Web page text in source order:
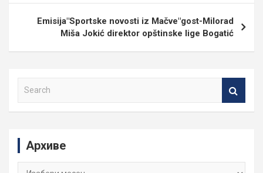
Emisija"Sportske novosti iz Mačve"gost-Milorad
Miša Jokić direktor opštinske lige Bogatić
Архиве
Архиве